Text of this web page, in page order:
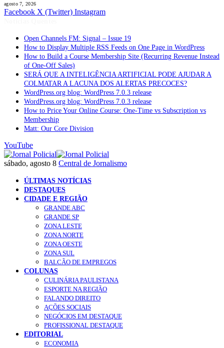
agosto 7, 2026
Facebook X (Twitter) Instagram
Open Channels FM: Signal – Issue 19
How to Display Multiple RSS Feeds on One Page in WordPress
How to Build a Course Membership Site (Recurring Revenue Instead
of One-Off Sales)
SERÁ QUE A INTELIGÊNCIA ARTIFICIAL PODE AJUDAR A
COLMATAR A LACUNA DOS ALERTAS PRECOCES?
WordPress.org blog: WordPress 7.0.3 release
WordPress.org blog: WordPress 7.0.3 release
How to Price Your Online Course: One-Time vs Subscription vs
Membership
Matt: Our Core Division
YouTube
sábado, agosto 8 Central de Jornalismo
ÚLTIMAS NOTÍCIAS
DESTAQUES
CIDADE E REGIÃO
GRANDE ABC
GRANDE SP
ZONA LESTE
ZONA NORTE
ZONA OESTE
ZONA SUL
BALCÃO DE EMPREGOS
COLUNAS
CULINÁRIA PAULISTANA
ESPORTE NA REGIÃO
FALANDO DIREITO
AÇÕES SOCIAIS
NEGÓCIOS EM DESTAQUE
PROFISSIONAL DESTAQUE
EDITORIAL
ECONOMIA